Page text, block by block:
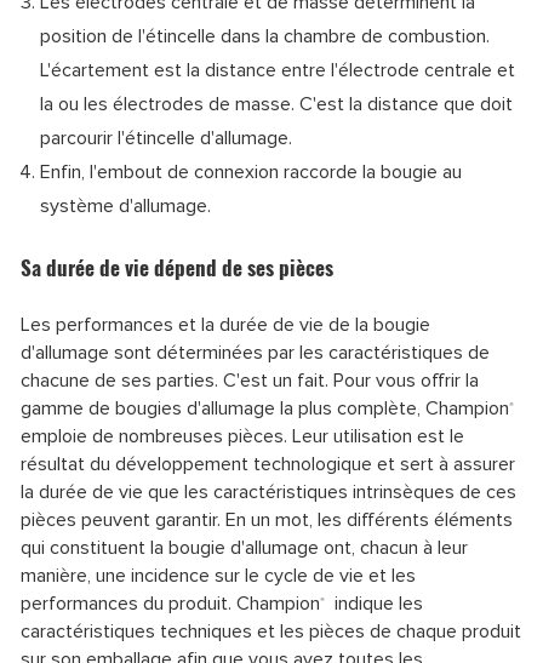
position de l'étincelle dans la chambre de combustion.
L'écartement est la distance entre l'électrode centrale et
la ou les électrodes de masse. C'est la distance que doit
parcourir l'étincelle d'allumage.
Enfin, l'embout de connexion raccorde la bougie au
système d'allumage.
Sa durée de vie dépend de ses pièces
Les performances et la durée de vie de la bougie
d'allumage sont déterminées par les caractéristiques de
chacune de ses parties. C'est un fait. Pour vous offrir la
gamme de bougies d'allumage la plus complète, Champion®
emploie de nombreuses pièces. Leur utilisation est le
résultat du développement technologique et sert à assurer
la durée de vie que les caractéristiques intrinsèques de ces
pièces peuvent garantir. En un mot, les différents éléments
qui constituent la bougie d'allumage ont, chacun à leur
manière, une incidence sur le cycle de vie et les
performances du produit. Champion®
indique les
caractéristiques techniques et les pièces de chaque produit